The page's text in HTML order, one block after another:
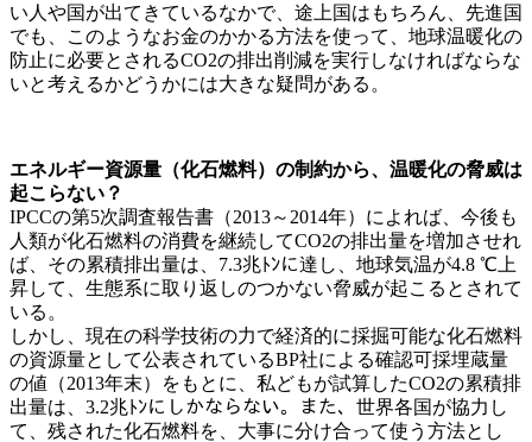
い人や国が出てきているなかで、途上国はもちろん、先進国
でも、このようなお金のかかる方法を使って、地球温暖化の
防止に必要とされるCO2の排出削減を実行しなければならな
いと考えるかどうかには大きな疑問がある。
エネルギー資源量（化石燃料）の制約から、温暖化の脅威は
起こらない？
IPCCの第5次調査報告書（2013～2014年）によれば、今後も
人類が化石燃料の消費を継続してCO2の排出量を増加させれ
ば、その累積排出量は、7.3兆ﾄﾝに達し、地球気温が4.8 ℃上
昇して、生態系に取り返しのつかない脅威が起こるとされて
いる。
しかし、現在の科学技術の力で経済的に採掘可能な化石燃料
の資源量として公表されているBP社による確認可採埋蔵量
の値（2013年末）をもとに、私どもが試算したCO2の累積排
出量は、3.2兆ﾄﾝにしかならない。また、世界各国が協力し
て、残された化石燃料を、大事に分け合って使う方法とし